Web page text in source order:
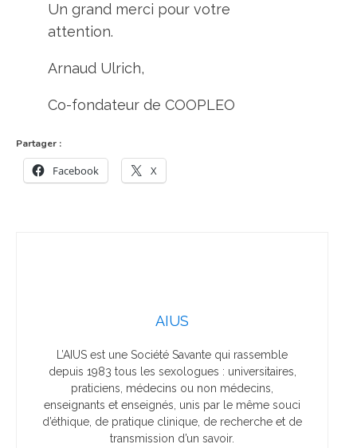
Un grand merci pour votre
attention.
Arnaud Ulrich,
Co-fondateur de COOPLEO
Partager :
Facebook X
AIUS
L’AIUS est une Société Savante qui rassemble
depuis 1983 tous les sexologues : universitaires,
praticiens, médecins ou non médecins,
enseignants et enseignés, unis par le même souci
d’éthique, de pratique clinique, de recherche et de
transmission d’un savoir.